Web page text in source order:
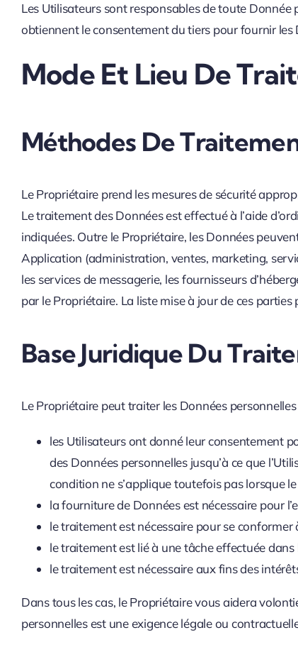
Les Utilisateurs sont responsables de toute
obtiennent le consentement du tiers pour fournir les
Mode Et Lieu De
Méthodes De
Le Propriétaire prend les mesures de sécurité
Le traitement des Données est effectué à l’aide
indiquées. Outre le Propriétaire, les Données
Application (administration, ventes, marketing,
les services de messagerie, les fournisseurs
par le Propriétaire. La liste mise à jour de ces
Base Juridique Du
Le Propriétaire peut traiter les Données
les Utilisateurs ont donné leur consentement
des Données personnelles jusqu’à ce que
condition ne s’applique toutefois pas lorsque
la fourniture de Données est nécessaire pour
le traitement est nécessaire pour se
le traitement est lié à une tâche effectuée
le traitement est nécessaire aux fins des
Dans tous les cas, le Propriétaire vous aidera
personnelles est une exigence légale ou